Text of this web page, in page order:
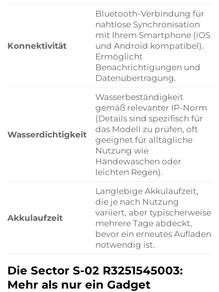
Konnektivität
Bluetooth-Verbindung für
nahtlose Synchronisation
mit Ihrem Smartphone (iOS
und Android kompatibel).
Ermöglicht
Benachrichtigungen und
Datenübertragung.
Wasserdichtigkeit
Wasserbeständigkeit
gemäß relevanter IP-Norm
(Details sind spezifisch für
das Modell zu prüfen, oft
geeignet für alltägliche
Nutzung wie
Händewaschen oder
leichten Regen).
Akkulaufzeit
Langlebige Akkulaufzeit,
die je nach Nutzung
variiert, aber typischerweise
mehrere Tage abdeckt,
bevor ein erneutes Aufladen
notwendig ist.
Die Sector S-02 R3251545003:
Mehr als nur ein Gadget